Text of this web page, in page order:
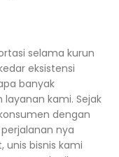
selama kurun
eksistensi
banyak
kami. Sejak
dengan
nya
unis bisnis kami